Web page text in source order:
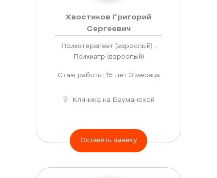
Хвостиков Григорий
Сергеевич
Психотерапевт (взрослый) ,
Психиатр (взрослый)
Стаж работы: 15 лет 3 месяца
Клиника на Бауманской
Оставить заявку